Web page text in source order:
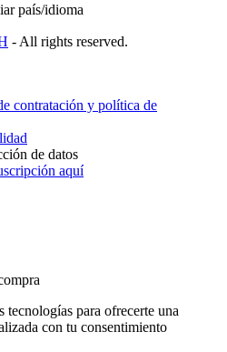
país/idioma
- All rights reserved.
contratación y política de
de datos
aquí
para ofrecerte una
con tu consentimiento